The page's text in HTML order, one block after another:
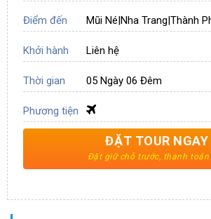
Điểm đến Mũi Né Nha Trang Thành
Khởi hành Liên hệ
Thời gian 05 Ngày 06 Đêm
Phương tiện
ĐẶT TOUR NGAY